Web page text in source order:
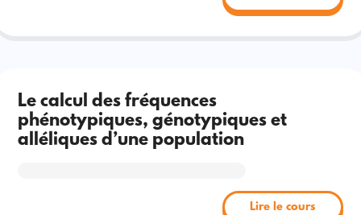
Le calcul des fréquences
phénotypiques, génotypiques et
alléliques d’une population
Lire le cours